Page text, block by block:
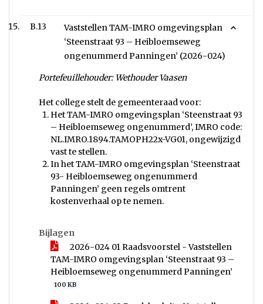
B.13
Vaststellen TAM-IMRO omgevingsplan
‘Steenstraat 93 – Heibloemseweg
ongenummerd Panningen’ (2026-024)
Portefeuillehouder: Wethouder Vaasen
Het college stelt de gemeenteraad voor:
Het TAM-IMRO omgevingsplan ‘Steenstraat 93
– Heibloemseweg ongenummerd’, IMRO code:
NL.IMRO.1894.TAMOPH22x-VG01, ongewijzigd
vast te stellen.
In het TAM-IMRO omgevingsplan ‘Steenstraat
93- Heibloemseweg ongenummerd
Panningen’ geen regels omtrent
kostenverhaal op te nemen.
Bijlagen
2026-024 01 Raadsvoorstel - Vaststellen
TAM-IMRO omgevingsplan ‘Steenstraat 93 –
Heibloemseweg ongenummerd Panningen’
100 KB